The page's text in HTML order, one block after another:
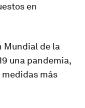
en
Mundial de la
una pandemia,
medidas más